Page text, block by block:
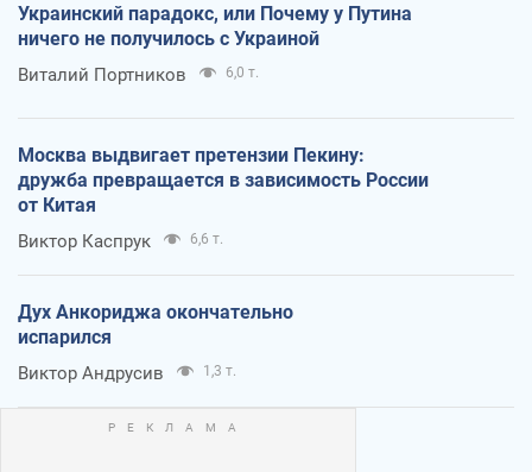
Украинский парадокс, или Почему у Путина
ничего не получилось с Украиной
Виталий Портников 6,0 т.
Москва выдвигает претензии Пекину:
дружба превращается в зависимость России
от Китая
Виктор Каспрук 6,6 т.
Дух Анкориджа окончательно
испарился
Виктор Андрусив 1,3 т.